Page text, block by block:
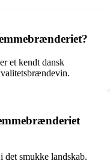
et kendt dansk
smukke landskab.